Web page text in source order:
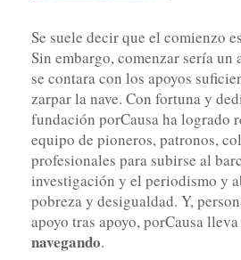
Se suele decir que el comienzo
Sin embargo, comenzar sería un
se contara con los apoyos
zarpar la nave. Con fortuna y
fundación porCausa ha logrado
equipo de pioneros, patronos,
profesionales para subirse al
investigación y el periodismo y
pobreza y desigualdad. Y,
apoyo tras apoyo, porCausa lleva
navegando.